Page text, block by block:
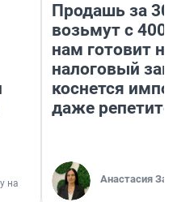
на
Продашь за
возьмут с
нам готовит
налоговый
коснется
даже
Анастасия